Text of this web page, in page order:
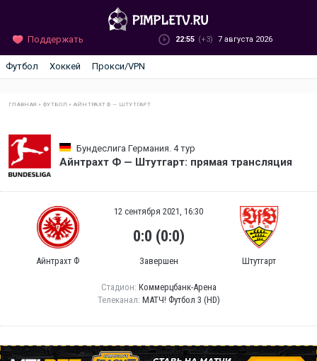
Поддержать 22:55 (+3) 7 августа 2026
Футбол Хоккей Прокси/VPN
ГЛАВНАЯ »ФУТБОЛ » АЙНТРАХТ Ф — ШТУТГАРТ
Бундеслига Германия. 4 тур
Айнтрахт Ф — Штутгарт: прямая трансляция
Айнтрахт Ф
12 сентября 2021, 16:30
0:0 (0:0)
Завершен Штутгарт
Стадион: Коммерцбанк-Арена
Телеканал: МАТЧ! Футбол 3 (HD)